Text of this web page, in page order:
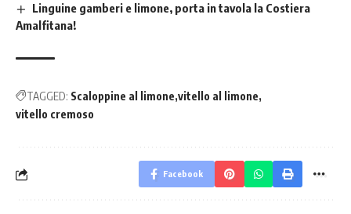
Linguine gamberi e limone, porta in tavola la Costiera
Amalfitana!
TAGGED: Scaloppine al limone vitello al limone
vitello cremoso
Facebook